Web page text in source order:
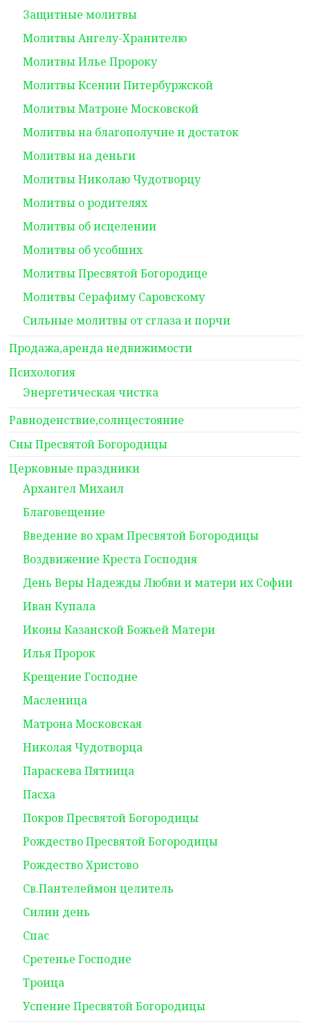
Защитные молитвы
Молитвы Ангелу-Хранителю
Молитвы Илье Пророку
Молитвы Ксении Питербуржской
Молитвы Матроне Московской
Молитвы на благополучие и достаток
Молитвы на деньги
Молитвы Николаю Чудотворцу
Молитвы о родителях
Молитвы об исцелении
Молитвы об усобших
Молитвы Пресвятой Богородице
Молитвы Серафиму Саровскому
Сильные молитвы от сглаза и порчи
Продажа,аренда недвижимости
Психология
Энергетическая чистка
Равноденствие,солнцестояние
Сны Пресвятой Богородицы
Церковные праздники
Архангел Михаил
Благовещение
Введение во храм Пресвятой Богородицы
Воздвижение Креста Господня
День Веры Надежды Любви и матери их Софии
Иван Купала
Иконы Казанской Божьей Матери
Илья Пророк
Крещение Господне
Масленица
Матрона Московская
Николая Чудотворца
Параскева Пятница
Пасха
Покров Пресвятой Богородицы
Рождество Пресвятой Богородицы
Рождество Христово
Св.Пантелеймон целитель
Силин день
Спас
Сретенье Господне
Троица
Успение Пресвятой Богородицы